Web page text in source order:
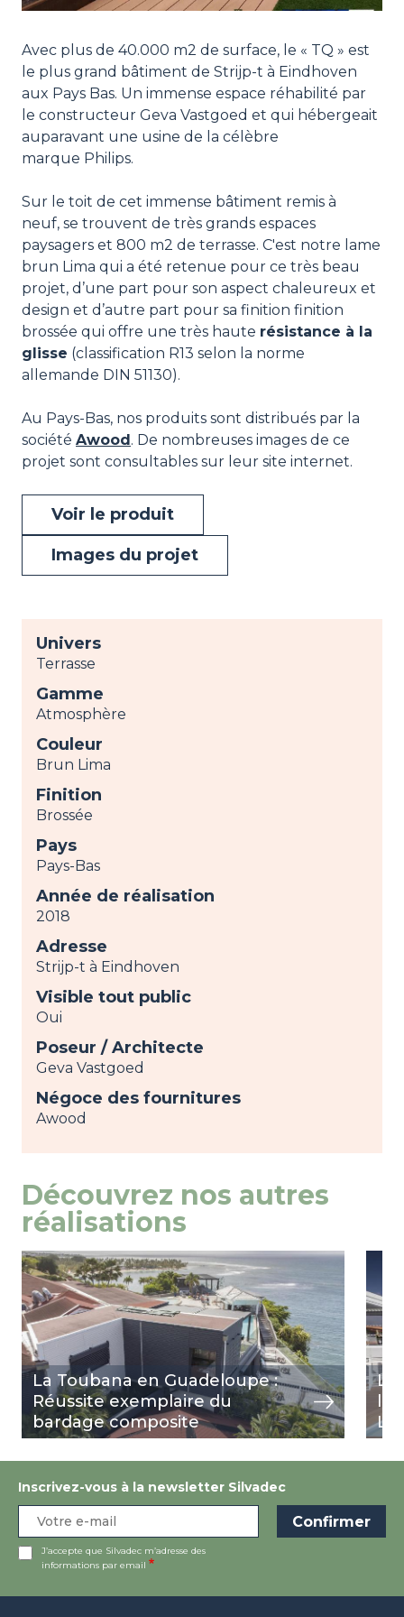
Avec plus de 40.000 m2 de surface, le « TQ » est
le plus grand bâtiment de Strijp-t à Eindhoven
aux Pays Bas. Un immense espace réhabilité par
le constructeur Geva Vastgoed et qui hébergeait
auparavant une usine de la célèbre
marque Philips.
Sur le toit de cet immense bâtiment remis à
neuf, se trouvent de très grands espaces
paysagers et 800 m2 de terrasse. C'est notre lame
brun Lima qui a été retenue pour ce très beau
projet, d’une part pour son aspect chaleureux et
design et d’autre part pour sa finition finition
brossée qui offre une très haute résistance à la
glisse (classification R13 selon la norme
allemande DIN 51130).
Au Pays-Bas, nos produits sont distribués par la
société Awood. De nombreuses images de ce
projet sont consultables sur leur site internet.
Voir le produit
Images du projet
Univers
Terrasse
Gamme
Atmosphère
Couleur
Brun Lima
Finition
Brossée
Pays
Pays-Bas
Année de réalisation
2018
Adresse
Strijp-t à Eindhoven
Visible tout public
Oui
Poseur / Architecte
Geva Vastgoed
Négoce des fournitures
Awood
Découvrez nos autres
réalisations
La Toubana en Guadeloupe :
Réussite exemplaire du
bardage composite
Image
view
Inscrivez-vous à la newsletter Silvadec
J’accepte que Silvadec m’adresse des
informations par email